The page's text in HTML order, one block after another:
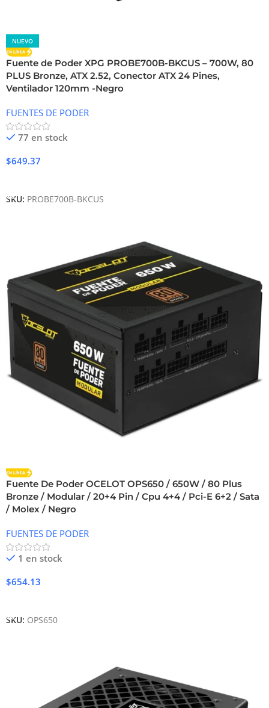
NUEVO
Fuente de Poder XPG PROBE700B-BKCUS – 700W, 80
PLUS Bronze, ATX 2.52, Conector ATX 24 Pines,
Ventilador 120mm -Negro
FUENTES DE PODER
77 en stock
$649.37
SKU: PROBE700B-BKCUS
Fuente De Poder OCELOT OPS650 / 650W / 80 Plus
Bronze / Modular / 20+4 Pin / Cpu 4+4 / Pci-E 6+2 / Sata
/ Molex / Negro
FUENTES DE PODER
1 en stock
$654.13
SKU: OPS650